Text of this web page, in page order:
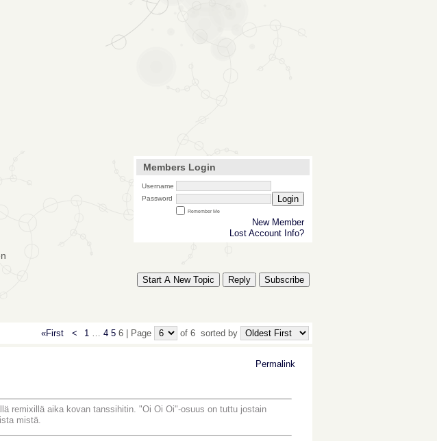
Members Login
Username
Password
Login
Remember Me
New Member
Lost Account Info?
Start A New Topic Reply Subscribe
«First < 1… 4 56 | Page of 6 sorted by
Permalink
remixillä aika kovan tanssihitin. "Oi Oi Oi"-osuus on tuttu jostain
mistä.